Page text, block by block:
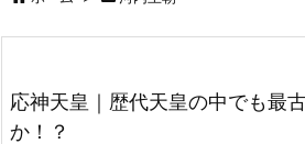
応神天皇｜歴代天皇の中でも最
か！？